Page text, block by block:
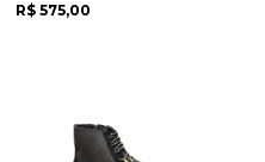
R$ 575,00